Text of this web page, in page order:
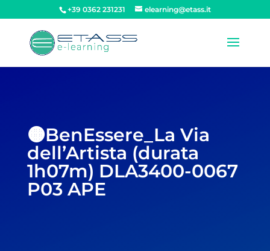
+39 0362 231231 elearning@etass.it
🟠BenEssere_La Via
dell’Artista (durata
1h07m) DLA3400-0067
P03 APE